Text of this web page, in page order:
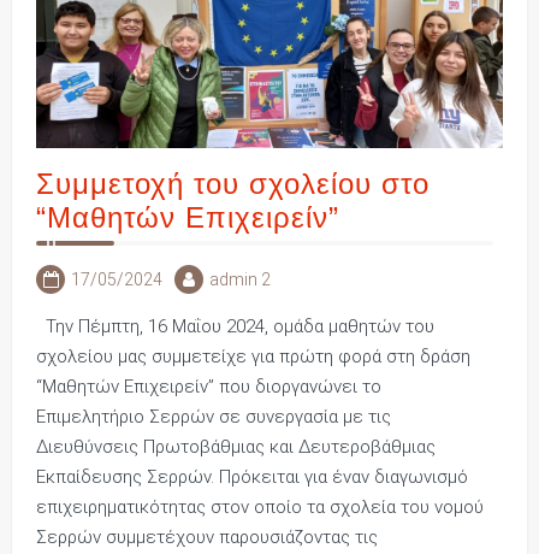
Συμμετοχή του σχολείου στο
“Μαθητών Επιχειρείν”
17/05/2024 admin 2
Την Πέμπτη, 16 Μαΐου 2024, ομάδα μαθητών του
σχολείου μας συμμετείχε για πρώτη φορά στη δράση
“Μαθητών Επιχειρείν” που διοργανώνει το
Επιμελητήριο Σερρών σε συνεργασία με τις
Διευθύνσεις Πρωτοβάθμιας και Δευτεροβάθμιας
Εκπαίδευσης Σερρών. Πρόκειται για έναν διαγωνισμό
επιχειρηματικότητας στον οποίο τα σχολεία του νομού
Σερρών συμμετέχουν παρουσιάζοντας τις